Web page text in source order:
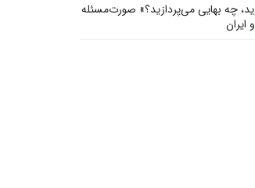
چه بهایی می‌پردازید؟» صورت‌مسئله
ایران